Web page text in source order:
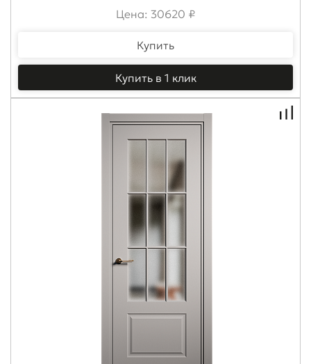
Цена: 30620 ₽
Купить
Купить в 1 клик